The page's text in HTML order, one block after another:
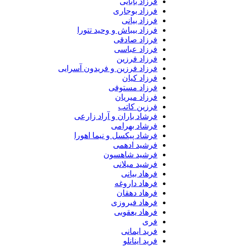
فرزاد بوجاری
فرزاد بیانی
فرزاد بیباش و وحید تتورا
فرزاد صادقی
فرزاد عباسی
فرزاد فرزین
فرزاد فرزین و فریدون آسرایی
فرزاد کیان
فرزاد مستوفی
فرزاد میریان
فرزین کاتب
فرشاد باران و آراد زارعی
فرشاد بهرامی
فرشاد پیکسل و نیما اهورا
فرشید ادهمی
فرشید شاهسون
فرشید میلانی
فرهاد بیانی
فرهاد داروغه
فرهاد دهقان
فرهاد فیروزی
فرهاد یعقوبی
فری
فرید ایمانی
فرید اینانلو